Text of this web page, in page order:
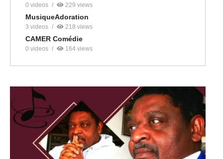
0 videos 229 views
MusiqueAdoration
3 videos 218 views
CAMER Comédie
0 videos 164 views